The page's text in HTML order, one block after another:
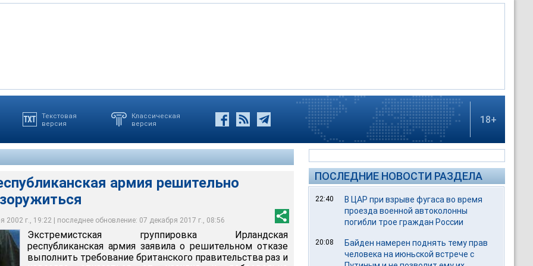
Текстовая
версия
Классическая
версия
18+
армия решительно
2002 г., 19:22 | последнее обновление: 07 декабря 2017 г., 08:56
армия решительно отказалась разоружиться
ИРА заявила о решительном отказе выполнить
правительства
потребовало от ИРА отказаться от насилия
Экстремистская группировка Ирландская
республиканская армия заявила о решительном отказе
выполнить требование британского правительства раз и
ПОСЛЕДНИЕ НОВОСТИ РАЗДЕЛА
22:40
В ЦАР при взрыве фугаса во время
проезда военной автоколонны
погибли трое граждан России
20:08
Байден намерен поднять тему прав
человека на июньской встрече с